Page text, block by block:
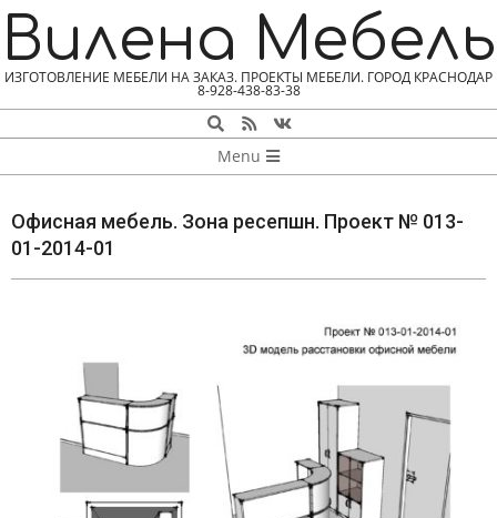
Skip
to
content
Вилена Мебель
ИЗГОТОВЛЕНИЕ МЕБЕЛИ НА ЗАКАЗ. ПРОЕКТЫ МЕБЕЛИ. ГОРОД КРАСНОДАР
8-928-438-83-38
Search
MENU
Menu
Офисная мебель. Зона ресепшн. Проект № 013-
01-2014-01